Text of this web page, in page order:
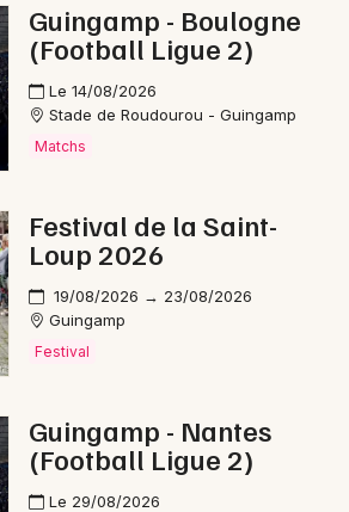
Guingamp - Boulogne
(Football Ligue 2)
Le 14/08/2026
Stade de Roudourou - Guingamp
Matchs
Festival de la Saint-
Loup 2026
19/08/2026 → 23/08/2026
Guingamp
Festival
Guingamp - Nantes
(Football Ligue 2)
Le 29/08/2026